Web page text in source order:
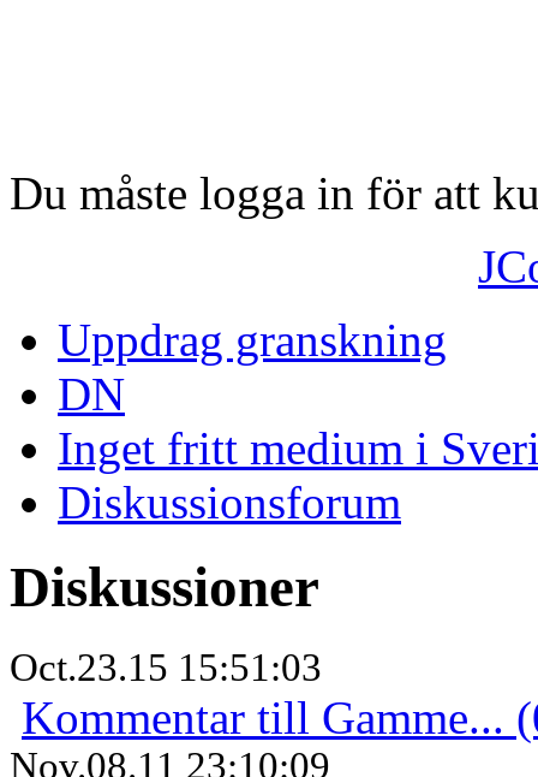
Du måste logga in för att
Uppdrag granskning
DN
Inget fritt medium i
Diskussionsforum
Diskussioner
Oct.23.15 15:51:03
Kommentar till Gamme...
Nov.08.11 23:10:09